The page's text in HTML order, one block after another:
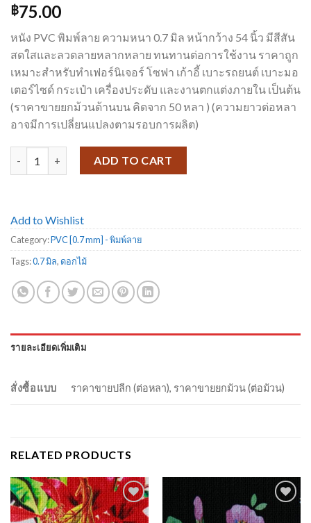
฿75.00
หนัง PVC พิมพ์ลาย ความหนา 0.7 มิล หน้ากว้าง 54 นิ้ว มีสีสัน
สดใสและลวดลายหลากหลาย ทนทานต่อการใช้งาน ราคาถูก
เหมาะสำหรับทำเฟอร์นิเจอร์ โซฟา เก้าอี้ เบาะรถยนต์ เบาะมอ
เตอร์ไซด์ กระเป๋า เครื่องประดับ และงานตกแต่งภายใน เป็นต้น
(ราคาขายยกม้วนด้านบน คิดจาก 50 หลา ) (ความยาวต่อหลา
อาจมีการเปลี่ยนแปลงตามรอบการผลิต)
PVC พิมพ์สี 0312 quantityADD TO CART
Add to Wishlist
Category:PVC [0.7 mm] - พิมพ์ลาย
Tags:0.7 มิล, ดอกไม้
รายละเอียดเพิ่มเติม
สั่งซื้อแบบ ราคาขายปลีก (ต่อหลา), ราคาขายยกม้วน (ต่อม้วน)
RELATED PRODUCTS
Add to